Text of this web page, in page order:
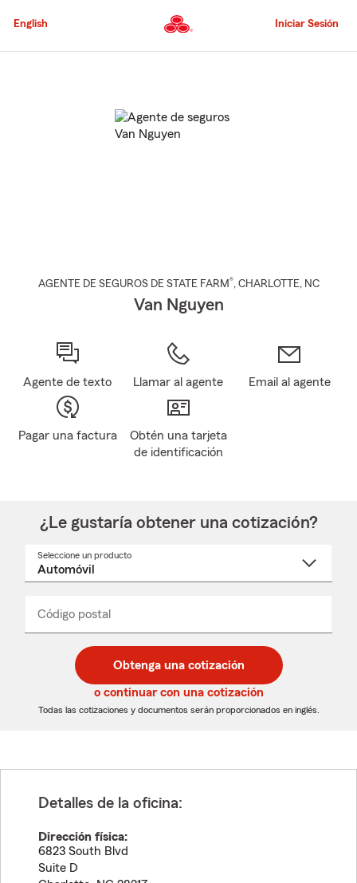
al
principal
English Iniciar Sesión
AGENTE DE SEGUROS DE STATE FARM®, CHARLOTTE, NC
Van Nguyen
Agente de texto Llamar al agente Email al agente
Pagar una factura
Obtén una tarjeta
de identificación
¿Le gustaría obtener una cotización?
Seleccione un producto
desplegable
Código postal
de
5
dígitos
de
5
dígitos
_____
Obtenga una cotización
o continuar con una cotización
Todas las cotizaciones y documentos serán proporcionados en inglés.
Detalles de la oficina:
Dirección física:
6823 South Blvd
Suite D